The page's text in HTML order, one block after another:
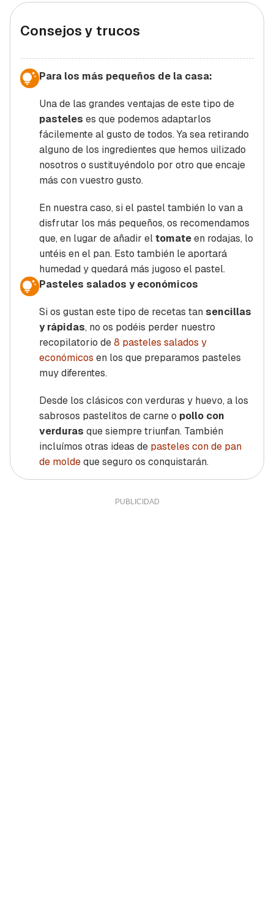
Consejos y trucos
Para los más pequeños de la casa:
Una de las grandes ventajas de este tipo de
pasteles es que podemos adaptarlos
fácilemente al gusto de todos. Ya sea retirando
alguno de los ingredientes que hemos uilizado
nosotros o sustituyéndolo por otro que encaje
más con vuestro gusto.
En nuestra caso, si el pastel también lo van a
disfrutar los más pequeños, os recomendamos
que, en lugar de añadir eltomateen rodajas, lo
untéis en el pan. Esto también le aportará
humedad y quedará más jugoso el pastel.
Pasteles salados y económicos
Si os gustan este tipo de recetas tan sencillas
y rápidas, no os podéis perder nuestro
recopilatorio de8 pasteles salados y
económicos en los que preparamos pasteles
muy diferentes.
Desde los clásicos con verduras y huevo, a los
sabrosos pastelitos de carne o pollo con
verduras que siempre triunfan. También
incluímos otras ideas de pasteles con de pan
de moldeque seguro os conquistarán.